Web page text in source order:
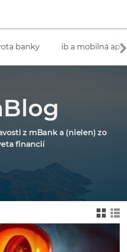
banky ib a mobilná
z mBank a (nielen) zo
financií
widok drz
ewa
felkowy